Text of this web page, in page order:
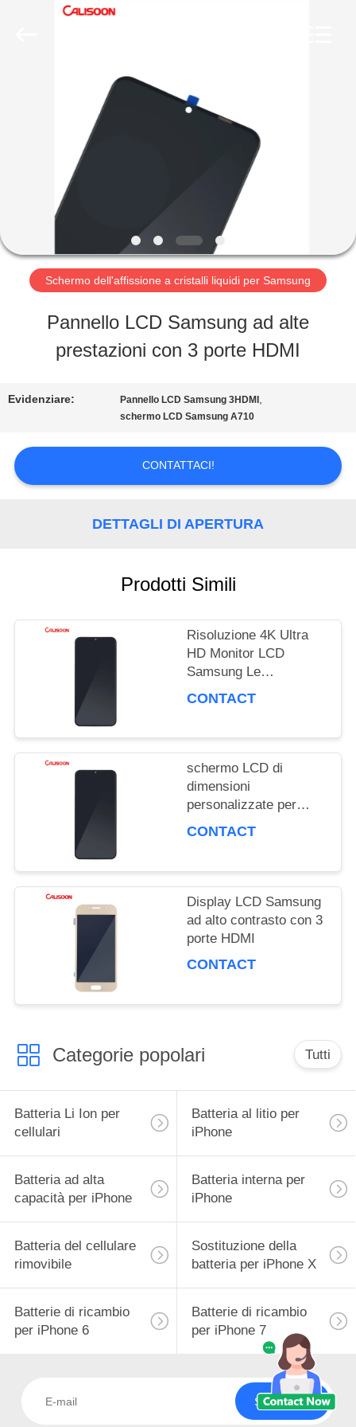
PRODOTTI
VIDEO
CHI
SIAMO
FATORY
TOUR
CONTROLLO
DI
QUALITÀ
RICHIEDERE
PREVENTIVO
DEL
SITO
PRIVACY
POLICY
Schermo dell'affissione a cristalli liquidi per Samsung
Pannello LCD Samsung ad alte
prestazioni con 3 porte HDMI
Evidenziare: Pannello LCD Samsung 3HDMI ,
schermo LCD Samsung A710
CONTATTACI!
DETTAGLI DI APERTURA
Prodotti Simili
Risoluzione 4K Ultra
HD Monitor LCD
Samsung Le
prestazioni di
CONTACT
schermo LCD di
dimensioni
personalizzate per
Samsung con mega
CONTACT
Display LCD Samsung
ad alto contrasto con 3
porte HDMI
CONTACT
Categorie popolari Tutti
Batteria Li Ion per
cellulari
Batteria al litio per
iPhone
Batteria ad alta
capacità per iPhone
Batteria interna per
iPhone
Batteria del cellulare
rimovibile
Sostituzione della
batteria per iPhone X
Batterie di ricambio
per iPhone 6
Batterie di ricambio
per iPhone 7
Sottoscriva